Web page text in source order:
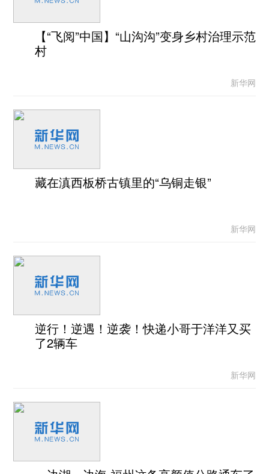
【“飞阅”中国】“山沟沟”变身乡村治理示范
村
新华网
藏在滇西板桥古镇里的“乌铜走银”
新华网
逆行！逆遇！逆袭！快递小哥于洋洋又买
了2辆车
新华网